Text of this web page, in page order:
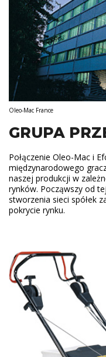
Oleo-Mac France
GRUPA
Połączenie Oleo-Mac i
międzynarodowego
naszej produkcji w
rynków. Począwszy od
stworzenia sieci spółek
pokrycie rynku.